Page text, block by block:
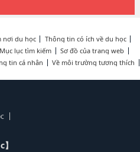
nơi du học
Thông tin có ích về du học
Mục lục tìm kiếm
Sơ đồ của trang web
tin cá nhân Về môi trường tương thích